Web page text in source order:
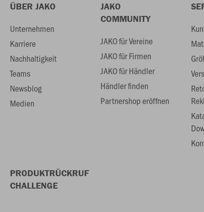
ÜBER JAKO
Unternehmen
Karriere
Nachhaltigkeit
Teams
Newsblog
Medien
JAKO
COMMUNITY
JAKO für Vereine
JAKO für Firmen
JAKO für Händler
Händler finden
Partnershop eröffnen
PRODUKTRÜCKRUF
CHALLENGE